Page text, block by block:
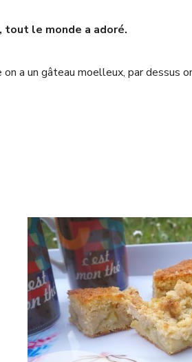
tout le monde a adoré.
a un gâteau moelleux, par dessus